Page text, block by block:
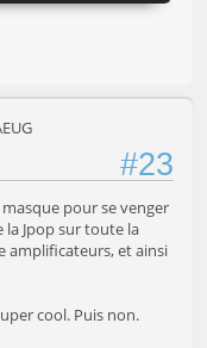
#23
pour se venger
Jpop sur toute la
amplificateurs, et ainsi
cool. Puis non.